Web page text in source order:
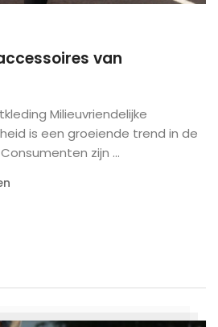
van
Milieuvriendelijke
is een groeiende trend in de
zijn ...